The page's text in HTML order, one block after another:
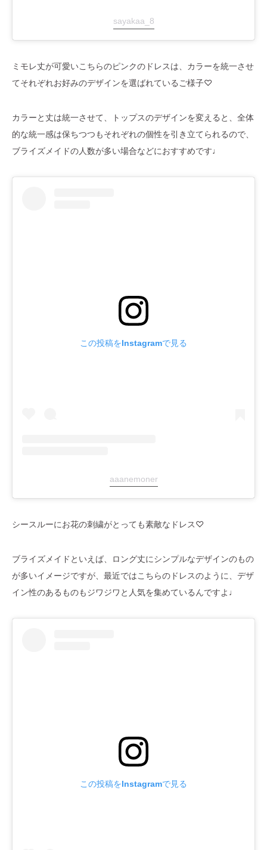
sayakaa_8
ミモレ丈が可愛いこちらのピンクのドレスは、カラーを統一させ
てそれぞれお好みのデザインを選ばれているご様子♡
カラーと丈は統一させて、トップスのデザインを変えると、全体
的な統一感は保ちつつもそれぞれの個性を引き立てられるので、
ブライズメイドの人数が多い場合などにおすすめです♩
この投稿をInstagramで見る
aaanemoner
シースルーにお花の刺繍がとっても素敵なドレス♡
ブライズメイドといえば、ロング丈にシンプルなデザインのもの
が多いイメージですが、最近ではこちらのドレスのように、デザ
イン性のあるものもジワジワと人気を集めているんですよ♩
この投稿をInstagramで見る